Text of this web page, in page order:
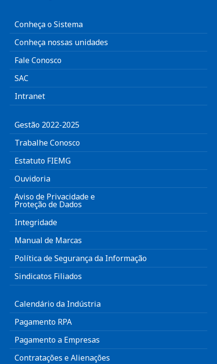
Conheça o Sistema
Conheça nossas unidades
Fale Conosco
SAC
Intranet
Gestão 2022-2025
Trabalhe Conosco
Estatuto FIEMG
Ouvidoria
Aviso de Privacidade e
Proteção de Dados
Integridade
Manual de Marcas
Política de Segurança da Informação
Sindicatos Filiados
Calendário da Indústria
Pagamento RPA
Pagamento a Empresas
Contratações e Alienações